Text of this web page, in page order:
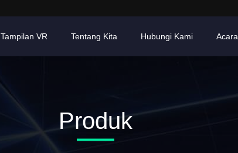
Tampilan VR Tentang Kita Hubungi Kami Acara
Produk